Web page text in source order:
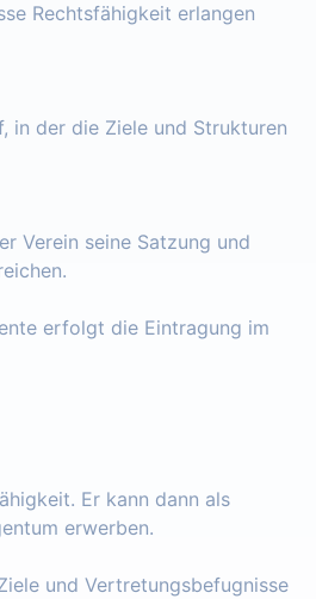
Rechtsfähigkeit erlangen
in der die Ziele und Strukturen
Verein seine Satzung und
erfolgt die Eintragung im
Er kann dann als
erwerben.
und Vertretungsbefugnisse